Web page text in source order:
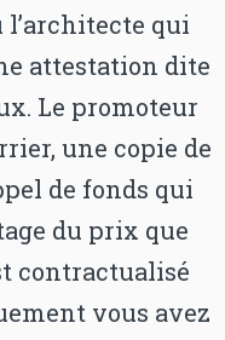
l’architecte qui
attestation dite
Le promoteur
une copie de
de fonds qui
du prix que
contractualisé
vous avez